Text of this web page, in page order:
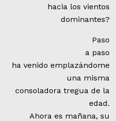
hacia los vientos
dominantes?
Paso
a paso
ha venido emplazándome
una misma
consoladora tregua de la
edad.
Ahora es mañana, su